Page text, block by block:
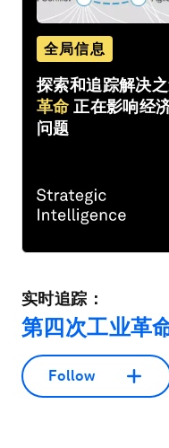
全局信息
探索和追踪解决
革命 正在影响经
问题
实时追踪：
第四次工业革
Follow